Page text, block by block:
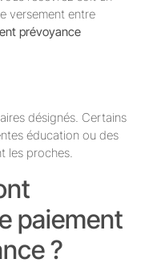
versement entre
prévoyance
désignés. Certains
éducation ou des
les proches.
paiement
?